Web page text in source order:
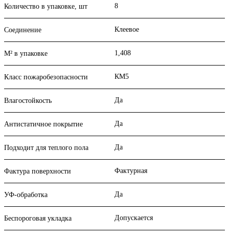
Количество в упаковке, шт 8
Соединение Клеевое
М² в упаковке 1,408
Класс пожаробезопасности КМ5
Влагостойкость Да
Антистатичное покрытие Да
Подходит для теплого пола Да
Фактура поверхности Фактурная
УФ-обработка Да
Беспороговая укладка Допускается